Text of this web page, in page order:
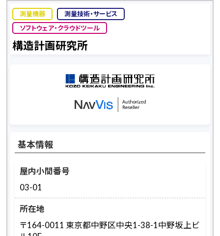
測量機器
測量技術・サービス
ソフトウェア・クラウドツール
構造計画研究所
基本情報
屋内小間番号
03-01
所在地
〒164-0011 東京都中野区中央1-38-1中野坂上ビ